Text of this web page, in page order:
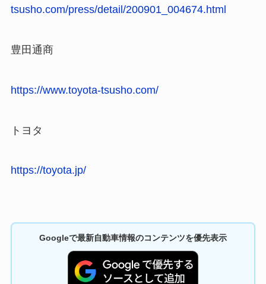
tsusho.com/press/detail/200901_004674.html
豊田通商
https://www.toyota-tsusho.com/
トヨタ
https://toyota.jp/
Googleで最新自動車情報のコンテンツを優先表示